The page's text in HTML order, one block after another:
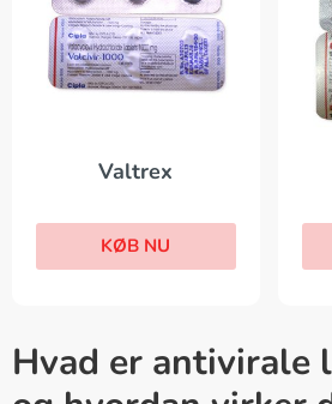
Valtrex
KØB NU
Hvad er